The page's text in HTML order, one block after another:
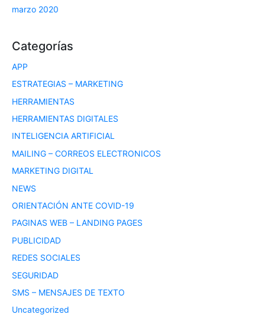
marzo 2020
Categorías
APP
ESTRATEGIAS – MARKETING
HERRAMIENTAS
HERRAMIENTAS DIGITALES
INTELIGENCIA ARTIFICIAL
MAILING – CORREOS ELECTRONICOS
MARKETING DIGITAL
NEWS
ORIENTACIÓN ANTE COVID-19
PAGINAS WEB – LANDING PAGES
PUBLICIDAD
REDES SOCIALES
SEGURIDAD
SMS – MENSAJES DE TEXTO
Uncategorized